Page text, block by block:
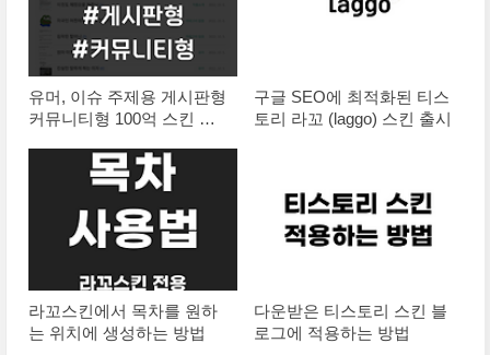
유머, 이슈 주제용 게시판형
커뮤니티형 100억 스킨 출
구글 SEO에 최적화된 티스
토리 라꼬 (laggo) 스킨 출시
라꼬스킨에서 목차를 원하
는 위치에 생성하는 방법
다운받은 티스토리 스킨 블
로그에 적용하는 방법